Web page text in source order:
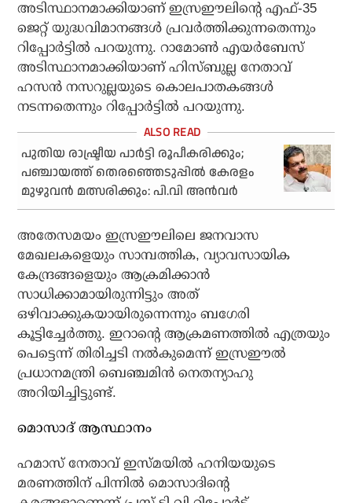
അടിസ്ഥാനമാക്കിയാണ് ഇസ്രഈലിന്റെ എഫ്-35
ജെറ്റ് യുദ്ധവിമാനങ്ങള്‍ പ്രവര്‍ത്തിക്കുന്നതെന്നും
റിപ്പോര്‍ട്ടില്‍ പറയുന്നു. റാമോണ്‍ എയര്‍ബേസ്
അടിസ്ഥാനമാക്കിയാണ് ഹിസ്ബുല്ല നേതാവ്
ഹസന്‍ നസറുല്ലയുടെ കൊലപാതകങ്ങള്‍
നടന്നതെന്നും റിപ്പോര്‍ട്ടില്‍ പറയുന്നു.
പുതിയ രാഷ്ട്രീയ പാര്‍ട്ടി രൂപീകരിക്കും;
പഞ്ചായത്ത് തെരഞ്ഞെടുപ്പില്‍ കേരളം
മുഴുവന്‍ മത്സരിക്കും: പി.വി അന്‍വര്‍
അതേസമയം ഇസ്രഈലിലെ ജനവാസ
മേഖലകളെയും സാമ്പത്തിക, വ്യാവസായിക
കേന്ദ്രങ്ങളെയും ആക്രമിക്കാന്‍
സാധിക്കാമായിരുന്നിട്ടും അത്
ഒഴിവാക്കുകയായിരുന്നെന്നും ബഗേരി
കൂട്ടിച്ചേര്‍ത്തു. ഇറാന്റെ ആക്രമണത്തില്‍ എത്രയും
പെട്ടെന്ന് തിരിച്ചടി നല്‍കുമെന്ന് ഇസ്രഈല്‍
പ്രധാനമന്ത്രി ബെഞ്ചമിന്‍ നെതന്യാഹു
അറിയിച്ചിട്ടുണ്ട്.
മൊസാദ് ആസ്ഥാനം
ഹമാസ് നേതാവ് ഇസ്മയില്‍ ഹനിയയുടെ
മരണത്തിന് പിന്നില്‍ മൊസാദിന്റെ